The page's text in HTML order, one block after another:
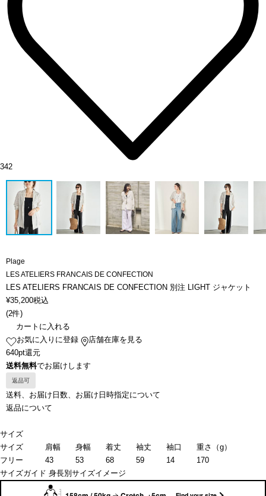
342
Plage
LES ATELIERS FRANCAIS DE CONFECTION
LES ATELIERS FRANCAIS DE CONFECTION 別注 LIGHT ジャケット
¥35,200税込
(2件)
カートに入れる
お気に入りに登録
店舗在庫を見る
640pt還元
送料無料でお届けします
返品可
送料、お届け日数、お届け日時指定について
返品について
サイズ
サイズ
肩幅 身幅 着丈 袖丈 袖口
重さ（g）
フリー
43 53 68 59 14
170
サイズガイド 身長別サイズイメージ